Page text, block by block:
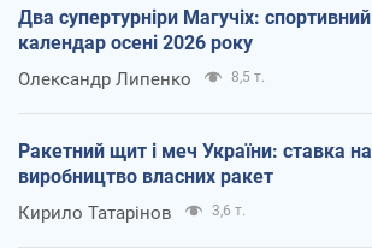
Два супертурніри Магучіх: спортивний
календар осені 2026 року
Олександр Липенко 8,5 т.
Ракетний щит і меч України: ставка на
виробництво власних ракет
Кирило Татарінов 3,6 т.